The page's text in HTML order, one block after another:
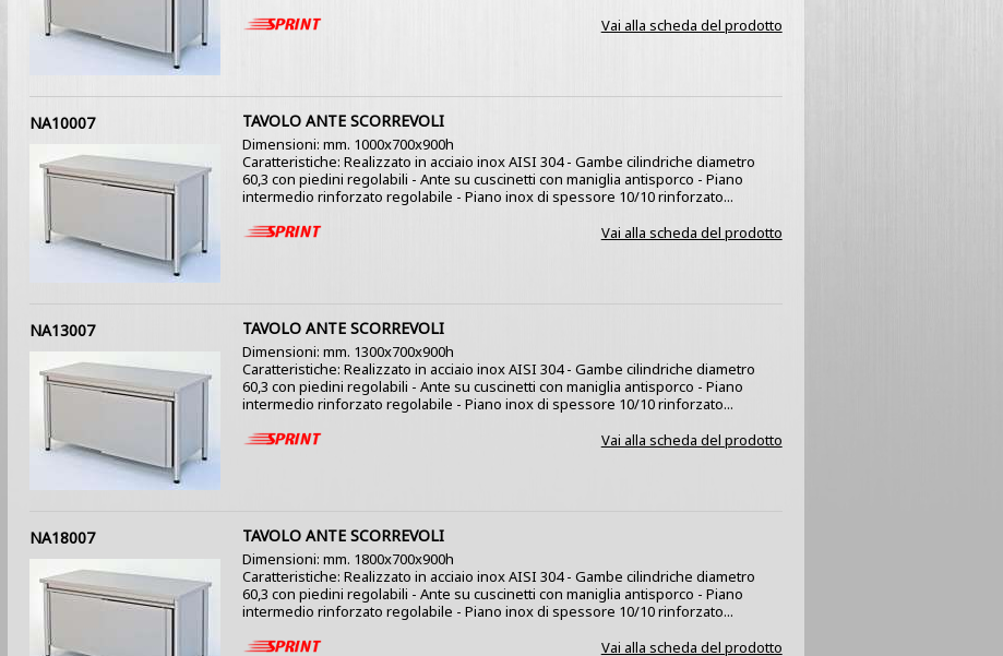
Vai alla scheda del prodotto
NA10007 TAVOLO ANTE SCORREVOLI
Dimensioni: mm. 1000x700x900h
Caratteristiche: Realizzato in acciaio inox AISI 304 - Gambe cilindriche diametro
60,3 con piedini regolabili - Ante su cuscinetti con maniglia antisporco - Piano
intermedio rinforzato regolabile - Piano inox di spessore 10/10 rinforzato...
Vai alla scheda del prodotto
NA13007 TAVOLO ANTE SCORREVOLI
Dimensioni: mm. 1300x700x900h
Caratteristiche: Realizzato in acciaio inox AISI 304 - Gambe cilindriche diametro
60,3 con piedini regolabili - Ante su cuscinetti con maniglia antisporco - Piano
intermedio rinforzato regolabile - Piano inox di spessore 10/10 rinforzato...
Vai alla scheda del prodotto
NA18007 TAVOLO ANTE SCORREVOLI
Dimensioni: mm. 1800x700x900h
Caratteristiche: Realizzato in acciaio inox AISI 304 - Gambe cilindriche diametro
60,3 con piedini regolabili - Ante su cuscinetti con maniglia antisporco - Piano
intermedio rinforzato regolabile - Piano inox di spessore 10/10 rinforzato...
Vai alla scheda del prodotto